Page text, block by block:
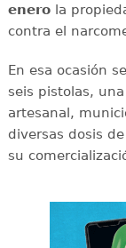
enerola
contra el
En esa ocasión
seis pistolas, una
artesanal,
diversas dosis
su